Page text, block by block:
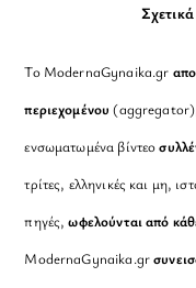
Το ModernaGynaika.gr
περιεχομένου (aggregator),
ενσωματωμένα βίντεο
τρίτες, ελληνικές και μη,
πηγές,ωφελούνται από
ModernaGynaika.gr